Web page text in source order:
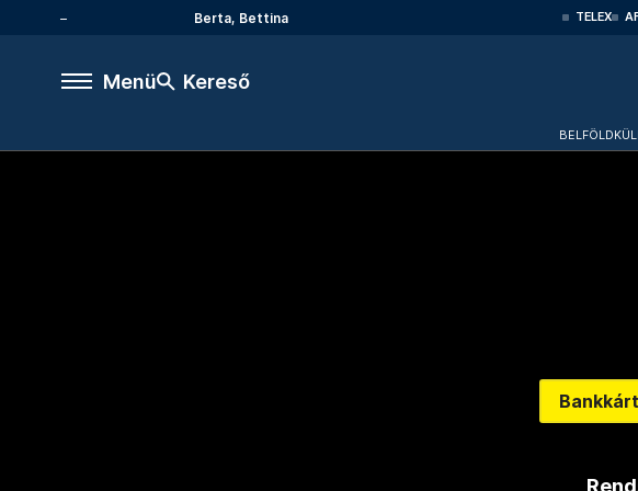
Berta, Bettina TELEX
Menü Kereső
BELFÖLD